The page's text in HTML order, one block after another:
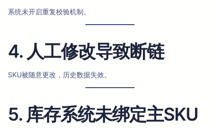
系统未开启重复校验机制。
4. 人工修改导致断链
SKU被随意更改，历史数据失效。
5. 库存系统未绑定主SKU